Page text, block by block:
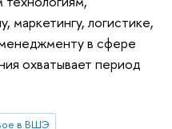
маркетингу, логистике,
в сфере
охватывает период
в ВШЭ